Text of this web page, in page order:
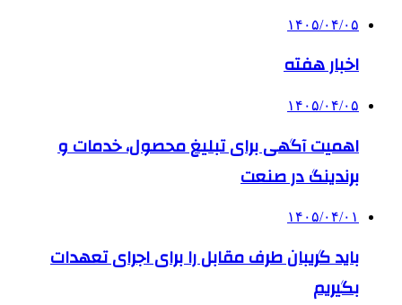
۱۴۰۵/۰۴/۰۵
اخبار هفته
۱۴۰۵/۰۴/۰۵
اهمیت آگهی برای تبلیغ محصول، خدمات و
برندینگ در صنعت
۱۴۰۵/۰۴/۰۱
باید گریبان طرف مقابل را برای اجرای تعهدات
بگیریم